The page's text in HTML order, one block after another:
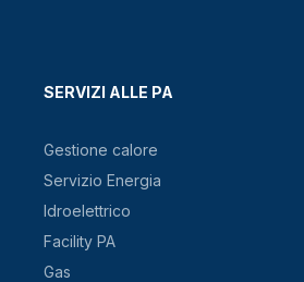
SERVIZI ALLE PA
Gestione calore
Servizio Energia
Idroelettrico
Facility PA
Gas